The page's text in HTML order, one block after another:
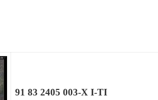
91 83 2405 003-X I-TI